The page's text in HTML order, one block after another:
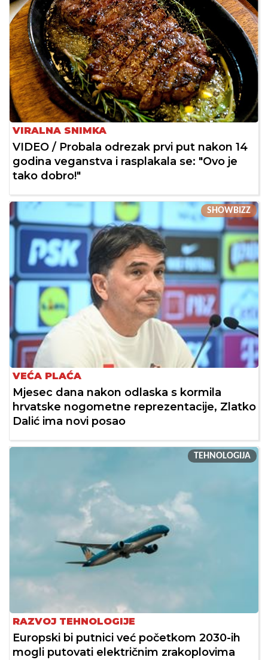
VIRALNA SNIMKA
VIDEO / Probala odrezak prvi put nakon 14
godina veganstva i rasplakala se: "Ovo je
tako dobro!"
SHOWBIZZ
VEĆA PLAĆA
Mjesec dana nakon odlaska s kormila
hrvatske nogometne reprezentacije, Zlatko
Dalić ima novi posao
TEHNOLOGIJA
RAZVOJ TEHNOLOGIJE
Europski bi putnici već početkom 2030-ih
mogli putovati električnim zrakoplovima